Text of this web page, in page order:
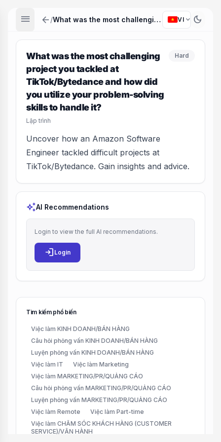
menu arrow_back / What was the most challenging project you tackled at TikTok/Bytedance and how did you utilize your problem-solving skills to handle it? VI expand_more dark_mode
What was the most challenging
project you tackled at
TikTok/Bytedance and how did
you utilize your problem-solving
skills to handle it?
Lập trình
Hard
Uncover how an Amazon Software
Engineer tackled difficult projects at
TikTok/Bytedance. Gain insights and advice.
auto_awesomeAI Recommendations
Login to view the full AI recommendations.
login Login
Tìm kiếm phổ biến
Việc làm KINH DOANH/BÁN HÀNG
Câu hỏi phỏng vấn KINH DOANH/BÁN HÀNG
Luyện phỏng vấn KINH DOANH/BÁN HÀNG
Việc làm IT
Việc làm Marketing
Việc làm MARKETING/PR/QUẢNG CÁO
Câu hỏi phỏng vấn MARKETING/PR/QUẢNG CÁO
Luyện phỏng vấn MARKETING/PR/QUẢNG CÁO
Việc làm Remote
Việc làm Part-time
Việc làm CHĂM SÓC KHÁCH HÀNG (CUSTOMER
SERVICE)/VẬN HÀNH